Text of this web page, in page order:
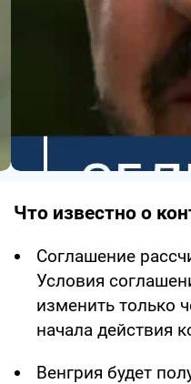
Что известно о
Соглашение
Условия
изменить только
начала действия
Венгрия будет